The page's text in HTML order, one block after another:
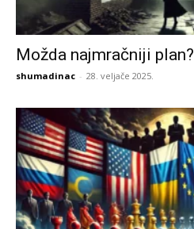
Možda najmračniji plan?
shumadinac - 28. veljače 2025.